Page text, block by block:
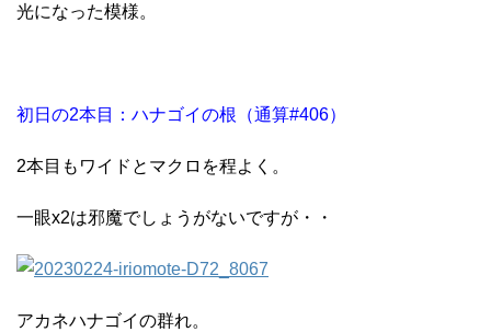
光になった模様。
初日の2本目：ハナゴイの根（通算#406）
2本目もワイドとマクロを程よく。
一眼x2は邪魔でしょうがないですが・・
アカネハナゴイの群れ。